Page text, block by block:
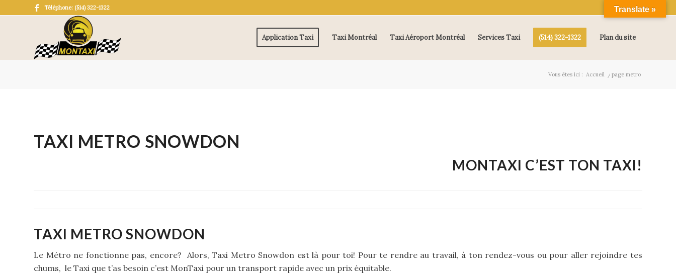
Téléphone: (514) 322-1322
Application Taxi Taxi Montréal Taxi Aéroport Montréal Services Taxi (514) 322-1322 Plan du site
Vous êtes ici : Accueil / page metro
TAXI METRO SNOWDON
MONTAXI C’EST TON TAXI!
TAXI METRO SNOWDON
Le Métro ne fonctionne pas, encore? Alors, Taxi Metro Snowdon est là pour toi! Pour te rendre au travail, à ton rendez-vous ou pour aller rejoindre tes
chums, le Taxi que t’as besoin c’est MonTaxi pour un transport rapide avec un prix équitable.
Translate »